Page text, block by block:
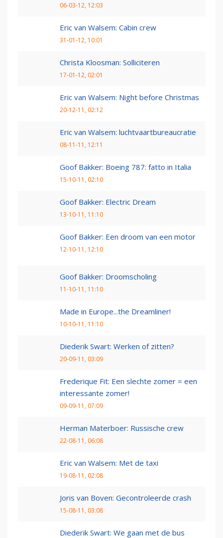
06-03-12, 12:03
Eric van Walsem: Cabin crew
31-01-12, 10:01
Christa Kloosman: Solliciteren
17-01-12, 02:01
Eric van Walsem: Night before Christmas
20-12-11, 02:12
Eric van Walsem: luchtvaartbureaucratie
08-11-11, 12:11
Goof Bakker: Boeing 787: fatto in Italia
15-10-11, 02:10
Goof Bakker: Electric Dream
13-10-11, 11:10
Goof Bakker: Een droom van een motor
12-10-11, 12:10
Goof Bakker: Droomscholing
11-10-11, 11:10
Made in Europe...the Dreamliner!
10-10-11, 11:10
Diederik Swart: Werken of zitten?
20-09-11, 03:09
Frederique Fit: Een slechte zomer = een
interessante zomer!
09-09-11, 07:09
Herman Materboer: Russische crew
22-08-11, 06:08
Eric van Walsem: Met de taxi
19-08-11, 02:08
Joris van Boven: Gecontroleerde crash
15-08-11, 03:08
Diederik Swart: We gaan met de bus